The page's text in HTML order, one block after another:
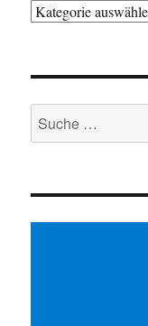
Kategorien
Suche
nach: